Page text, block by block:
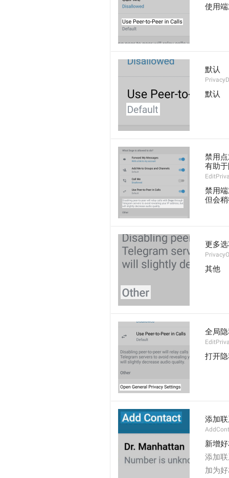
使用
默认
默认
禁用
有助
禁用
但会
更多
其他
全局
打开
添加
新增
添加
加为